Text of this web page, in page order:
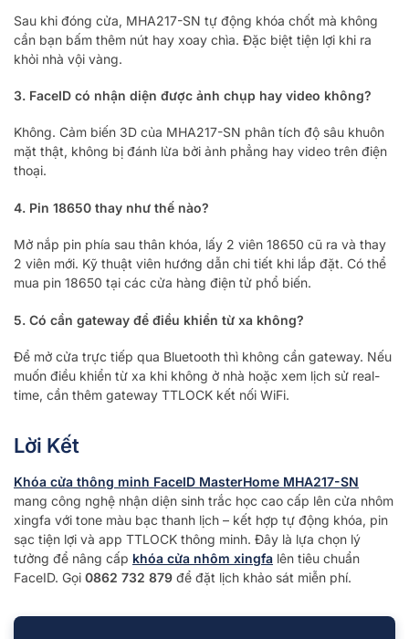
Sau khi đóng cửa, MHA217-SN tự động khóa chốt mà không
cần bạn bấm thêm nút hay xoay chìa. Đặc biệt tiện lợi khi ra
khỏi nhà vội vàng.
3. FaceID có nhận diện được ảnh chụp hay video không?
Không. Cảm biến 3D của MHA217-SN phân tích độ sâu khuôn
mặt thật, không bị đánh lừa bởi ảnh phẳng hay video trên điện
thoại.
4. Pin 18650 thay như thế nào?
Mở nắp pin phía sau thân khóa, lấy 2 viên 18650 cũ ra và thay
2 viên mới. Kỹ thuật viên hướng dẫn chi tiết khi lắp đặt. Có thể
mua pin 18650 tại các cửa hàng điện tử phổ biến.
5. Có cần gateway để điều khiển từ xa không?
Để mở cửa trực tiếp qua Bluetooth thì không cần gateway. Nếu
muốn điều khiển từ xa khi không ở nhà hoặc xem lịch sử real-
time, cần thêm gateway TTLOCK kết nối WiFi.
Lời Kết
Khóa cửa thông minh FaceID MasterHome MHA217-SN
mang công nghệ nhận diện sinh trắc học cao cấp lên cửa nhôm
xingfa với tone màu bạc thanh lịch – kết hợp tự động khóa, pin
sạc tiện lợi và app TTLOCK thông minh. Đây là lựa chọn lý
tưởng để nâng cấp khóa cửa nhôm xingfa lên tiêu chuẩn
FaceID. Gọi 0862 732 879 để đặt lịch khảo sát miễn phí.